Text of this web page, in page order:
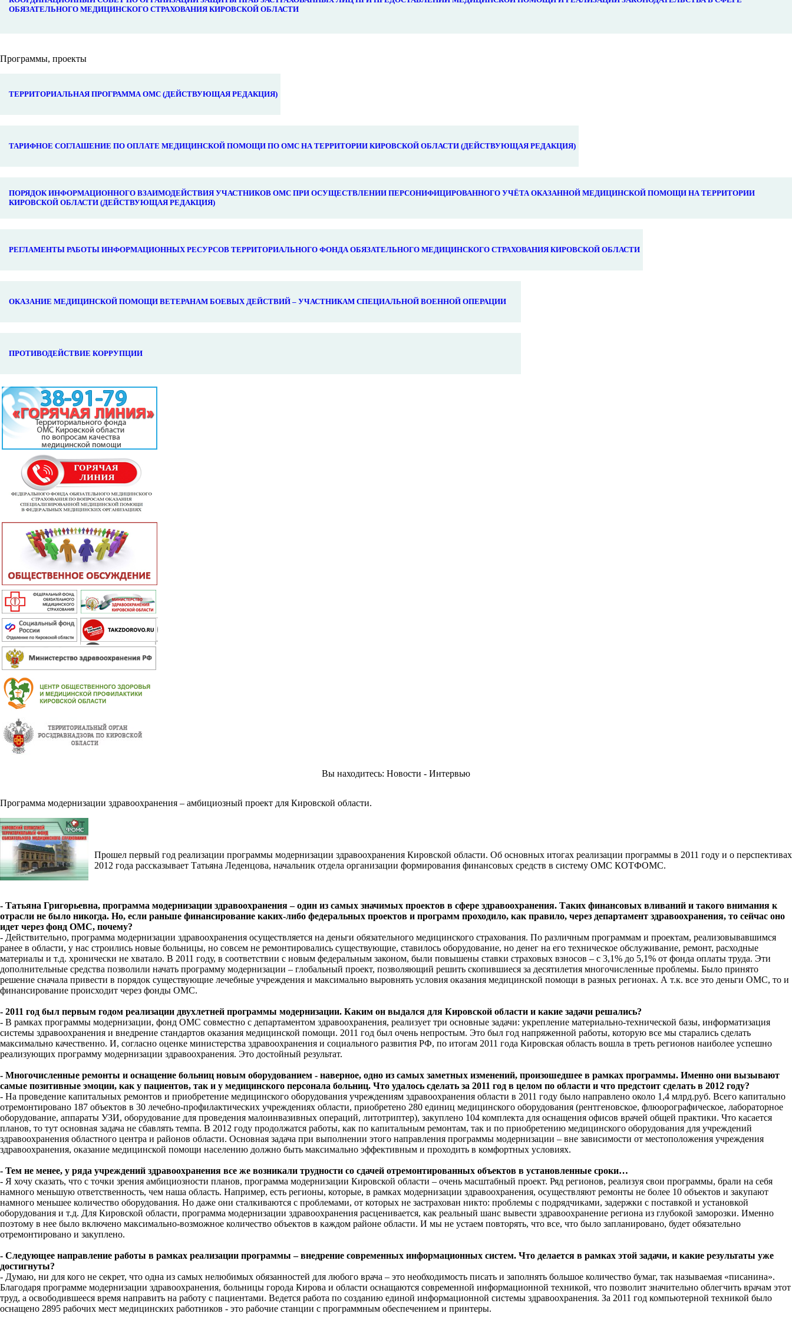
ОБЯЗАТЕЛЬНОГО МЕДИЦИНСКОГО СТРАХОВАНИЯ КИРОВСКОЙ ОБЛАСТИ
Программы, проекты
ТЕРРИТОРИАЛЬНАЯ ПРОГРАММА ОМС (ДЕЙСТВУЮЩАЯ РЕДАКЦИЯ)
ТАРИФНОЕ СОГЛАШЕНИЕ ПО ОПЛАТЕ МЕДИЦИНСКОЙ ПОМОЩИ ПО ОМС НА ТЕРРИТОРИИ КИРОВСКОЙ ОБЛАСТИ (ДЕЙСТВУЮЩАЯ РЕДАКЦИЯ)
ПОРЯДОК ИНФОРМАЦИОННОГО ВЗАИМОДЕЙСТВИЯ УЧАСТНИКОВ ОМС ПРИ ОСУЩЕСТВЛЕНИИ ПЕРСОНИФИЦИРОВАННОГО УЧЁТА ОКАЗАННОЙ МЕДИЦИНСКОЙ ПОМОЩИ НА ТЕРРИТОРИИ
КИРОВСКОЙ ОБЛАСТИ (ДЕЙСТВУЮЩАЯ РЕДАКЦИЯ)
РЕГЛАМЕНТЫ РАБОТЫ ИНФОРМАЦИОННЫХ РЕСУРСОВ ТЕРРИТОРИАЛЬНОГО ФОНДА ОБЯЗАТЕЛЬНОГО МЕДИЦИНСКОГО СТРАХОВАНИЯ КИРОВСКОЙ ОБЛАСТИ
ОКАЗАНИЕ МЕДИЦИНСКОЙ ПОМОЩИ ВЕТЕРАНАМ БОЕВЫХ ДЕЙСТВИЙ – УЧАСТНИКАМ СПЕЦИАЛЬНОЙ ВОЕННОЙ ОПЕРАЦИИ
ПРОТИВОДЕЙСТВИЕ КОРРУПЦИИ
Вы находитесь: Новости - Интервью
Программа модернизации здравоохранения – амбициозный проект для Кировской области.
Прошел первый год реализации программы модернизации здравоохранения Кировской области. Об основных итогах реализации программы в 2011 году и о перспективах
2012 года рассказывает Татьяна Леденцова, начальник отдела организации формирования финансовых средств в систему ОМС КОТФОМС.
- Татьяна Григорьевна, программа модернизации здравоохранения – один из самых значимых проектов в сфере здравоохранения. Таких финансовых вливаний и такого внимания к
отрасли не было никогда. Но, если раньше финансирование каких-либо федеральных проектов и программ проходило, как правило, через департамент здравоохранения, то сейчас оно
идет через фонд ОМС, почему?
- Действительно, программа модернизации здравоохранения осуществляется на деньги обязательного медицинского страхования. По различным программам и проектам, реализовывавшимся
ранее в области, у нас строились новые больницы, но совсем не ремонтировались существующие, ставилось оборудование, но денег на его техническое обслуживание, ремонт, расходные
материалы и т.д. хронически не хватало. В 2011 году, в соответствии с новым федеральным законом, были повышены ставки страховых взносов – с 3,1% до 5,1% от фонда оплаты труда. Эти
дополнительные средства позволили начать программу модернизации – глобальный проект, позволяющий решить скопившиеся за десятилетия многочисленные проблемы. Было принято
решение сначала привести в порядок существующие лечебные учреждения и максимально выровнять условия оказания медицинской помощи в разных регионах. А т.к. все это деньги ОМС, то и
финансирование происходит через фонды ОМС.
- 2011 год был первым годом реализации двухлетней программы модернизации. Каким он выдался для Кировской области и какие задачи решались?
- В рамках программы модернизации, фонд ОМС совместно с департаментом здравоохранения, реализует три основные задачи: укрепление материально-технической базы, информатизация
системы здравоохранения и внедрение стандартов оказания медицинской помощи. 2011 год был очень непростым. Это был год напряженной работы, которую все мы старались сделать
максимально качественно. И, согласно оценке министерства здравоохранения и социального развития РФ, по итогам 2011 года Кировская область вошла в треть регионов наиболее успешно
реализующих программу модернизации здравоохранения. Это достойный результат.
- Многочисленные ремонты и оснащение больниц новым оборудованием - наверное, одно из самых заметных изменений, произошедшее в рамках программы. Именно они вызывают
самые позитивные эмоции, как у пациентов, так и у медицинского персонала больниц. Что удалось сделать за 2011 год в целом по области и что предстоит сделать в 2012 году?
- На проведение капитальных ремонтов и приобретение медицинского оборудования учреждениям здравоохранения области в 2011 году было направлено около 1,4 млрд.руб. Всего капитально
отремонтировано 187 объектов в 30 лечебно-профилактических учреждениях области, приобретено 280 единиц медицинского оборудования (рентгеновское, флюорографическое, лабораторное
оборудование, аппараты УЗИ, оборудование для проведения малоинвазивных операций, литотриптер), закуплено 104 комплекта для оснащения офисов врачей общей практики. Что касается
планов, то тут основная задача не сбавлять темпа. В 2012 году продолжатся работы, как по капитальным ремонтам, так и по приобретению медицинского оборудования для учреждений
здравоохранения областного центра и районов области. Основная задача при выполнении этого направления программы модернизации – вне зависимости от местоположения учреждения
здравоохранения, оказание медицинской помощи населению должно быть максимально эффективным и проходить в комфортных условиях.
- Тем не менее, у ряда учреждений здравоохранения все же возникали трудности со сдачей отремонтированных объектов в установленные сроки…
- Я хочу сказать, что с точки зрения амбициозности планов, программа модернизации Кировской области – очень масштабный проект. Ряд регионов, реализуя свои программы, брали на себя
намного меньшую ответственность, чем наша область. Например, есть регионы, которые, в рамках модернизации здравоохранения, осуществляют ремонты не более 10 объектов и закупают
намного меньшее количество оборудования. Но даже они сталкиваются с проблемами, от которых не застрахован никто: проблемы с подрядчиками, задержки с поставкой и установкой
оборудования и т.д. Для Кировской области, программа модернизации здравоохранения расценивается, как реальный шанс вывести здравоохранение региона из глубокой заморозки. Именно
поэтому в нее было включено максимально-возможное количество объектов в каждом районе области. И мы не устаем повторять, что все, что было запланировано, будет обязательно
отремонтировано и закуплено.
- Следующее направление работы в рамках реализации программы – внедрение современных информационных систем. Что делается в рамках этой задачи, и какие результаты уже
достигнуты?
- Думаю, ни для кого не секрет, что одна из самых нелюбимых обязанностей для любого врача – это необходимость писать и заполнять большое количество бумаг, так называемая «писанина».
Благодаря программе модернизации здравоохранения, больницы города Кирова и области оснащаются современной информационной техникой, что позволит значительно облегчить врачам этот
труд, а освободившееся время направить на работу с пациентами. Ведется работа по созданию единой информационной системы здравоохранения. За 2011 год компьютерной техникой было
оснащено 2895 рабочих мест медицинских работников - это рабочие станции с программным обеспечением и принтеры.